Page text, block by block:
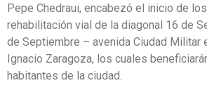
Pepe Chedraui, encabezó el inicio de
rehabilitación vial de la diagonal 16 de
de Septiembre – avenida Ciudad Militar
Ignacio Zaragoza, los cuales
habitantes de la ciudad.